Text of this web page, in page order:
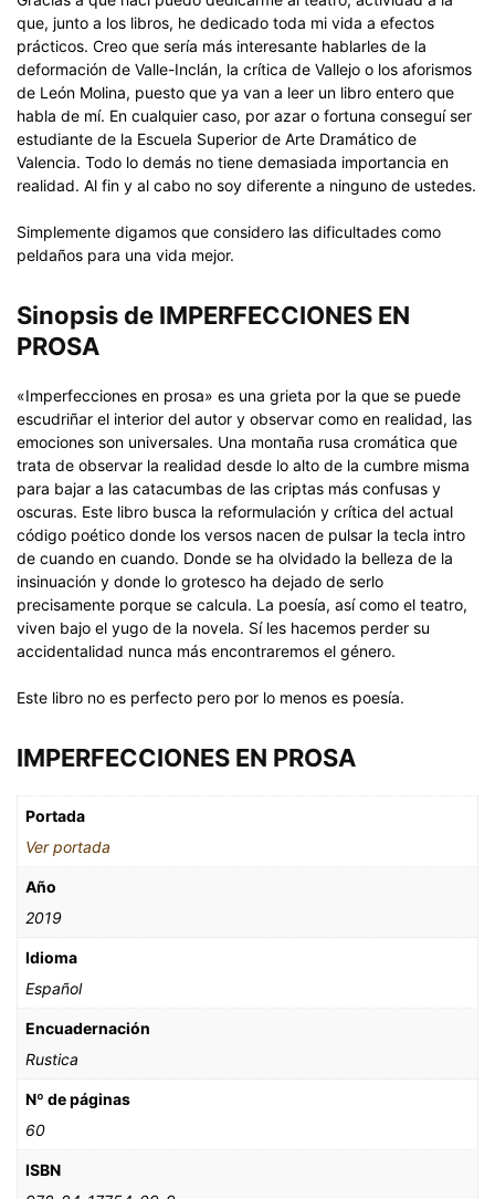
que, junto a los libros, he dedicado toda mi vida a efectos
prácticos. Creo que sería más interesante hablarles de la
deformación de Valle-Inclán, la crítica de Vallejo o los aforismos
de León Molina, puesto que ya van a leer un libro entero que
habla de mí. En cualquier caso, por azar o fortuna conseguí ser
estudiante de la Escuela Superior de Arte Dramático de
Valencia. Todo lo demás no tiene demasiada importancia en
realidad. Al fin y al cabo no soy diferente a ninguno de ustedes.
Simplemente digamos que considero las dificultades como
peldaños para una vida mejor.
Sinopsis de IMPERFECCIONES EN
PROSA
«Imperfecciones en prosa» es una grieta por la que se puede
escudriñar el interior del autor y observar como en realidad, las
emociones son universales. Una montaña rusa cromática que
trata de observar la realidad desde lo alto de la cumbre misma
para bajar a las catacumbas de las criptas más confusas y
oscuras. Este libro busca la reformulación y crítica del actual
código poético donde los versos nacen de pulsar la tecla intro
de cuando en cuando. Donde se ha olvidado la belleza de la
insinuación y donde lo grotesco ha dejado de serlo
precisamente porque se calcula. La poesía, así como el teatro,
viven bajo el yugo de la novela. Sí les hacemos perder su
accidentalidad nunca más encontraremos el género.
Este libro no es perfecto pero por lo menos es poesía.
IMPERFECCIONES EN PROSA
Portada
Ver portada
Año
2019
Idioma
Español
Encuadernación
Rustica
Nº de páginas
60
ISBN